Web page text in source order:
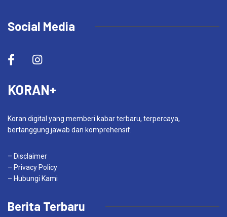
Social Media
KORAN+
Koran digital yang memberi kabar terbaru, terpercaya,
bertanggung jawab dan komprehensif.
– Disclaimer
– Privacy Policy
– Hubungi Kami
Berita Terbaru